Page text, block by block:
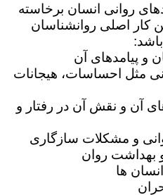
روانی انسان برخاسته
کار اصلی روانشناسان
و پیامدهای آن
مثل احساسات، هیجانات
آن و نقش آن در رفتار و
و مشکلات سازگاری
بهداشت روان
ها